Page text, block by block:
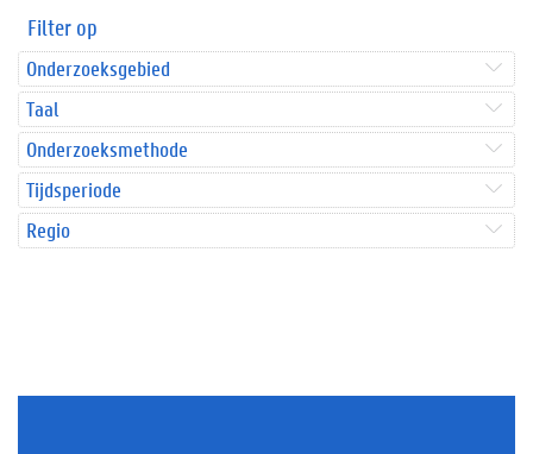
Filter op
Onderzoeksgebied
Taal
Onderzoeksmethode
Tijdsperiode
Regio